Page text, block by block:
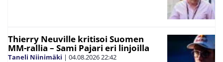
Thierry Neuville kritisoi Suomen
MM-rallia – Sami Pajari eri linjoilla
Taneli Niinimäki | 04.08.202622:42